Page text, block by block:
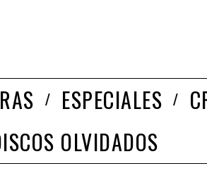
ESPECIALES
OLVIDADOS